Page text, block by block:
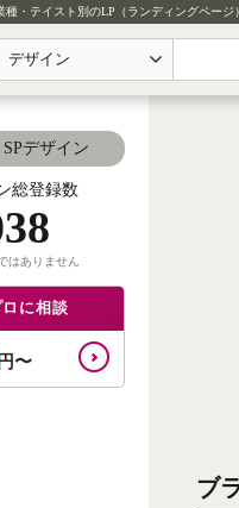
種・テイスト別のLP（ランディングペー
デザイン
SPデザイン
総登録数
はありません
に相談
円〜
ブ